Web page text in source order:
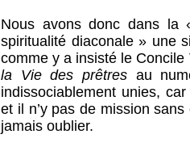
Nous avons donc dans la
spiritualité diaconale » une
comme y a insisté le
la Vie des prêtres au
indissociablement unies,
et il n’y pas de mission
jamais oublier.